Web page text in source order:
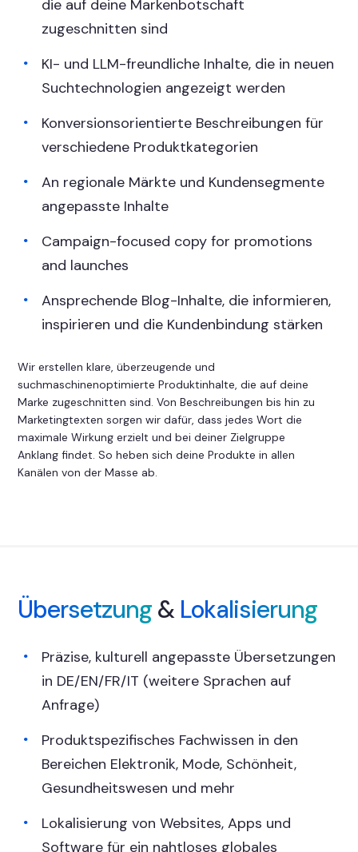
die auf deine Markenbotschaft
zugeschnitten sind
KI- und LLM-freundliche Inhalte, die in neuen
Suchtechnologien angezeigt werden
Konversionsorientierte Beschreibungen für
verschiedene Produktkategorien
An regionale Märkte und Kundensegmente
angepasste Inhalte
Campaign-focused copy for promotions
and launches
Ansprechende Blog-Inhalte, die informieren,
inspirieren und die Kundenbindung stärken
Wir erstellen klare, überzeugende und
suchmaschinenoptimierte Produktinhalte, die auf deine
Marke zugeschnitten sind. Von Beschreibungen bis hin zu
Marketingtexten sorgen wir dafür, dass jedes Wort die
maximale Wirkung erzielt und bei deiner Zielgruppe
Anklang findet. So heben sich deine Produkte in allen
Kanälen von der Masse ab.
Übersetzung & Lokalisierung
Präzise, kulturell angepasste Übersetzungen
in DE/EN/FR/IT (weitere Sprachen auf
Anfrage)
Produktspezifisches Fachwissen in den
Bereichen Elektronik, Mode, Schönheit,
Gesundheitswesen und mehr
Lokalisierung von Websites, Apps und
Software für ein nahtloses globales